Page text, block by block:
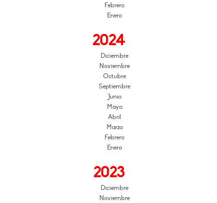
Febrero
Enero
2024
Diciembre
Noviembre
Octubre
Septiembre
Junio
Mayo
Abril
Marzo
Febrero
Enero
2023
Diciembre
Noviembre